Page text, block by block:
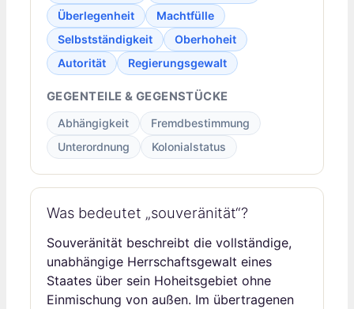
Überlegenheit
Machtfülle
Selbstständigkeit
Oberhoheit
Autorität
Regierungsgewalt
GEGENTEILE & GEGENSTÜCKE
Abhängigkeit
Fremdbestimmung
Unterordnung
Kolonialstatus
Was bedeutet „souveränität“?
Souveränität beschreibt die vollständige,
unabhängige Herrschaftsgewalt eines
Staates über sein Hoheitsgebiet ohne
Einmischung von außen. Im übertragenen